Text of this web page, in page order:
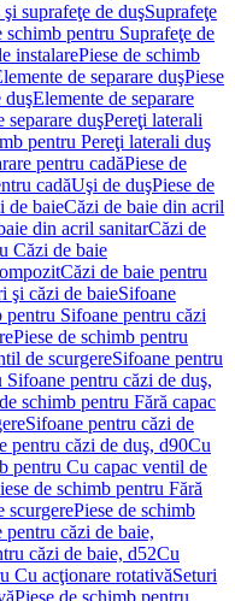
suprafeţe de duşSuprafeţe
schimb pentru Suprafeţe de
instalarePiese de schimb
de separare duşPiese
duşElemente de separare
separare duşPereţi laterali
pentru Pereţi laterali duş
pentru cadăPiese de
cadăUşi de duşPiese de
de baieCăzi de baie din acril
din acril sanitarCăzi de
Căzi de baie
Căzi de baie pentru
şi căzi de baieSifoane
pentru Sifoane pentru căzi
Piese de schimb pentru
de scurgereSifoane pentru
Sifoane pentru căzi de duş,
schimb pentru Fără capac
Sifoane pentru căzi de
pentru căzi de duş, d90Cu
pentru Cu capac ventil de
de schimb pentru Fără
scurgerePiese de schimb
pentru căzi de baie,
căzi de baie, d52Cu
Cu acţionare rotativăSeturi
Piese de schimb pentru